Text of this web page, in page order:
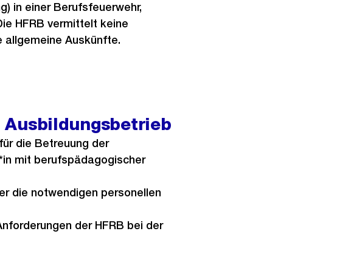
in einer Berufsfeuerwehr,
HFRB vermittelt keine
allgemeine Auskünfte.
die Betreuung der
mit berufspädagogischer
die notwendigen personellen
der HFRB bei der